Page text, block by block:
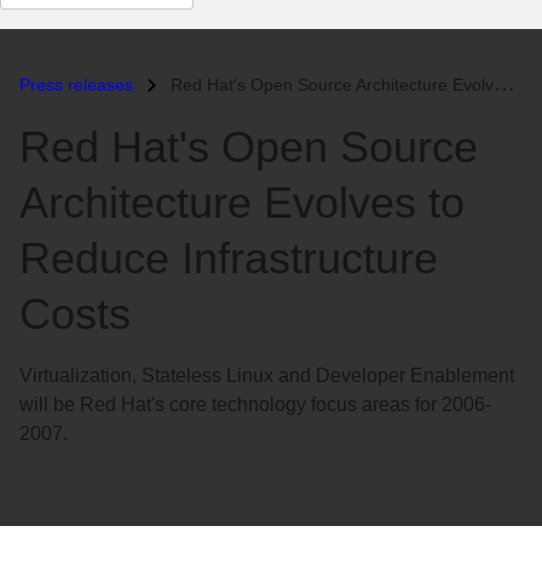
lingua
Press releases Red Hat's Open Source Architecture Evolves to Reduce Infrastructu...
Red Hat's Open Source
Architecture Evolves to
Reduce Infrastructure
Costs
Virtualization, Stateless Linux and Developer Enablement
will be Red Hat's core technology focus areas for 2006-
2007.